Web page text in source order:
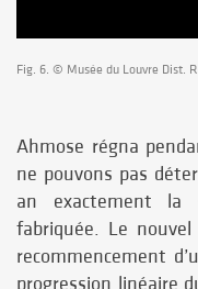
Fig. 6. © Musée du Louvre Dist.
Ahmose régna
ne pouvons pas
an exactement
fabriquée. Le
recommencement
progression linéaire